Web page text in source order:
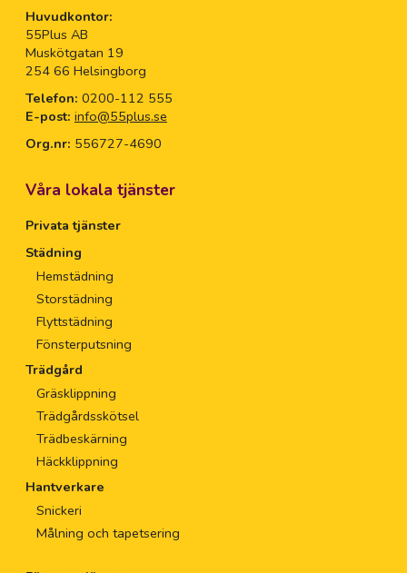
Huvudkontor:
55Plus AB
Muskötgatan 19
254 66 Helsingborg
Telefon: 0200-112 555
E-post: info@55plus.se
Org.nr: 556727-4690
Våra lokala tjänster
Privata tjänster
Städning
Hemstädning
Storstädning
Flyttstädning
Fönsterputsning
Trädgård
Gräsklippning
Trädgårdsskötsel
Trädbeskärning
Häckklippning
Hantverkare
Snickeri
Målning och tapetsering